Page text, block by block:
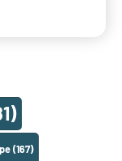
(167)